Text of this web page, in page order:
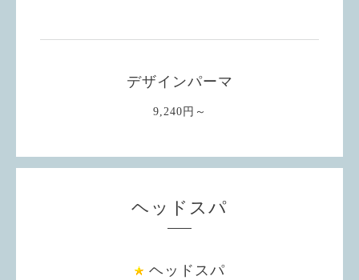
デザインパーマ
9,240円～
ヘッドスパ
ヘッドスパ